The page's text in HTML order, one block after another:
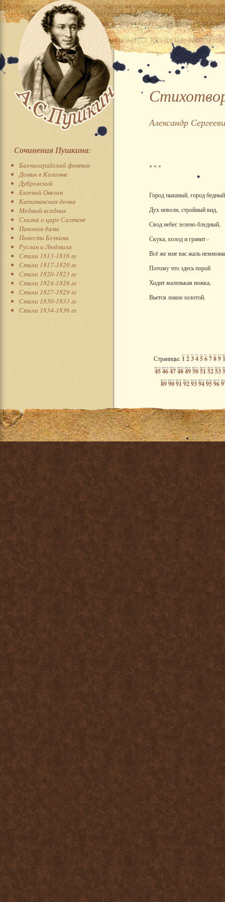
Сочинения Пушкина:
Бахчисарайский фонтан
Домик в Коломне
Дубровский
Евгений Онегин
Капитанская дочка
Медный всадник
Сказка о царе Салтане
Пиковая дама
Повести Белкина
Руслан и Людмила
Стихи 1813-1816 гг
Стихи 1817-1820 гг
Стихи 1820-1823 гг
Стихи 1824-1826 гг
Стихи 1827-1829 гг
Стихи 1830-1833 гг
Стихи 1834-1836 гг
Александр
* * *
Город пышный, город
Дух неволи, стройный вид,
Свод небес зелено-бледный,
Скука, холод и гранит -
Всё же мне вас жаль
Потому что здесь порой
Ходит маленькая ножка,
Вьется локон золотой.
Страницы:1 23456789
454647484950515253
8990919293949596